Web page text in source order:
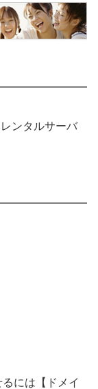
ンタルサーバ
には【ドメイ